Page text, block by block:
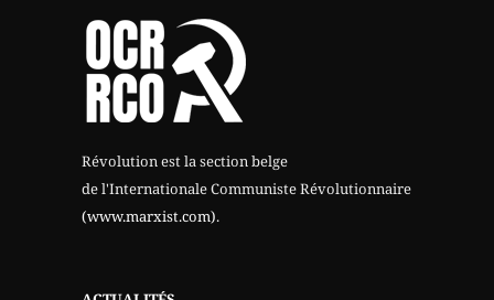
Révolution est la section belge
de l'Internationale Communiste Révolutionnaire
(www.marxist.com).